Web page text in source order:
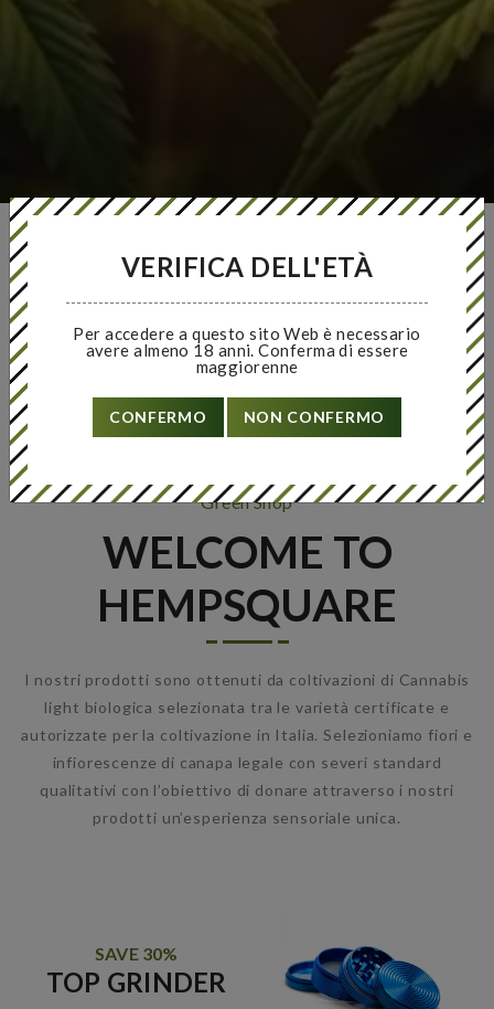
24 X 7 SERVICE VELOCI E DISCRETI
Green Shop
WELCOME TO
HEMPSQUARE
I nostri prodotti sono ottenuti da coltivazioni di Cannabis
light biologica selezionata tra le varietà certificate e
autorizzate per la coltivazione in Italia. Selezioniamo fiori e
infiorescenze di canapa legale con severi standard
qualitativi con l’obiettivo di donare attraverso i nostri
prodotti un’esperienza sensoriale unica.
SAVE 30%
TOP GRINDER
VERIFICA DELL'ETÀ
Per accedere a questo sito Web è necessario
avere almeno 18 anni. Conferma di essere
maggiorenne
CONFERMO NON CONFERMO